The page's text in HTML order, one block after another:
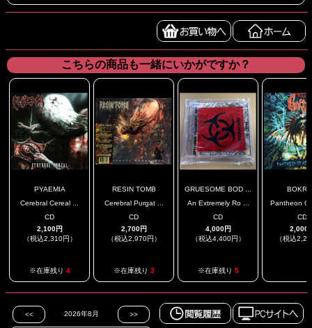
こちらの商品も一緒にいかがですか？
PYAEMIA
Cerebral Cereal ...
CD
2,100円
（税込2,310円）
※在庫残り 4
RESIN TOMB
Cerebral Purgat ...
CD
2,700円
（税込2,970円）
※在庫残り 3
GRUESOME BOD ...
An Extremely Ro ...
CD
4,000円
（税込4,400円）
※在庫残り 5
Pantheon
CD
2,000
（税込